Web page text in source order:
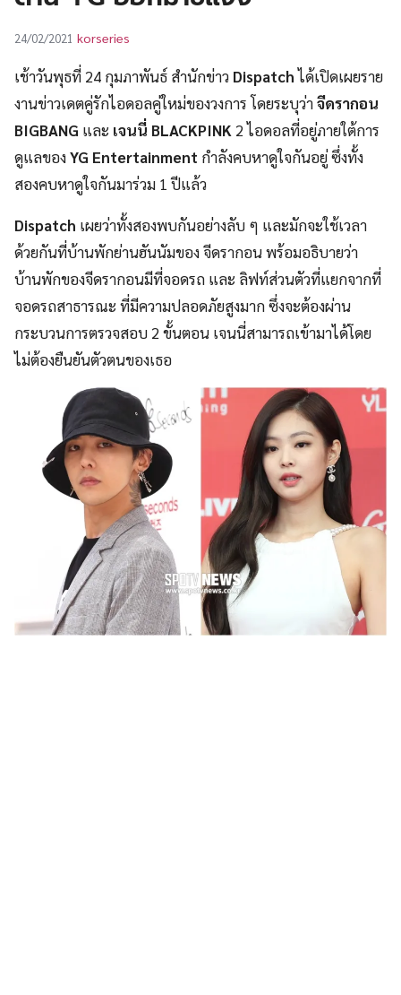
24/02/2021 korseries
เช้าวันพุธที่ 24 กุมภาพันธ์ สำนักข่าว Dispatchได้เปิดเผยราย
งานข่าวเดตคู่รักไอดอลคู่ใหม่ของวงการ โดยระบุว่าจีดรากอน
BIGBANG และ เจนนี่ BLACKPINK 2 ไอดอลที่อยู่ภายใต้การ
ดูแลของYG Entertainment กำลังคบหาดูใจกันอยู่ ซึ่งทั้ง
สองคบหาดูใจกันมาร่วม 1 ปีแล้ว
Dispatch เผยว่าทั้งสองพบกันอย่างลับ ๆ และมักจะใช้เวลา
ด้วยกันที่บ้านพักย่านฮันนัมของ จีดรากอน พร้อมอธิบายว่า
บ้านพักของจีดรากอนมีที่จอดรถ และ ลิฟท์ส่วนตัวที่แยกจากที่
จอดรถสาธารณะ ที่มีความปลอดภัยสูงมาก ซึ่งจะต้องผ่าน
กระบวนการตรวจสอบ 2 ขั้นตอน เจนนี่สามารถเข้ามาได้โดย
ไม่ต้องยืนยันตัวตนของเธอ